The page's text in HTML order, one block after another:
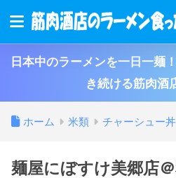
日本中のラーメンを一日一麺
き続ける筋肉酒
ホーム 米類 チャーシュー
麺屋にぼすけ美郷店